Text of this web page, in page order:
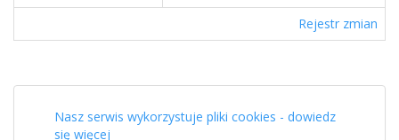
Rejestr zmian
Nasz serwis wykorzystuje pliki cookies - dowiedz
się więcej